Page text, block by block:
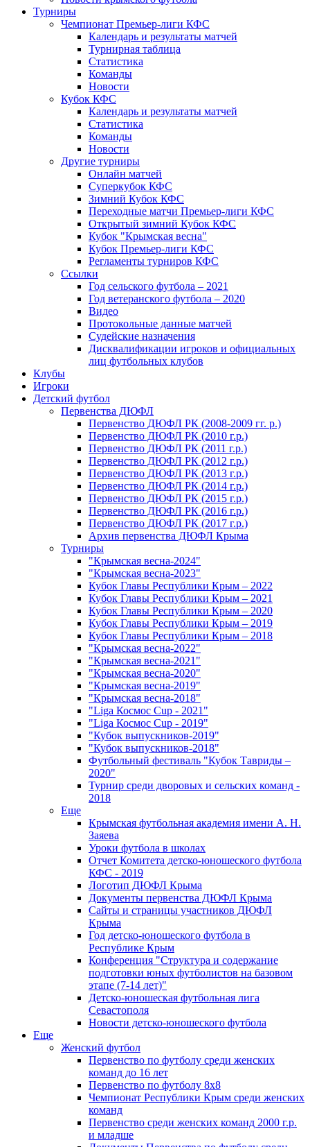
Турниры
Чемпионат Премьер-лиги КФС
Календарь и результаты матчей
Турнирная таблица
Статистика
Команды
Новости
Кубок КФС
Календарь и результаты матчей
Статистика
Команды
Новости
Другие турниры
Онлайн матчей
Суперкубок КФС
Зимний Кубок КФС
Переходные матчи Премьер-лиги КФС
Открытый зимний Кубок КФС
Кубок "Крымская весна"
Кубок Премьер-лиги КФС
Регламенты турниров КФС
Ссылки
Год сельского футбола – 2021
Год ветеранского футбола – 2020
Видео
Протокольные данные матчей
Судейские назначения
Дисквалификации игроков и официальных
лиц футбольных клубов
Клубы
Игроки
Детский футбол
Первенства ДЮФЛ
Первенство ДЮФЛ РК (2008-2009 гг. р.)
Первенство ДЮФЛ РК (2010 г.р.)
Первенство ДЮФЛ РК (2011 г.р.)
Первенство ДЮФЛ РК (2012 г.р.)
Первенство ДЮФЛ РК (2013 г.р.)
Первенство ДЮФЛ РК (2014 г.р.)
Первенство ДЮФЛ РК (2015 г.р.)
Первенство ДЮФЛ РК (2016 г.р.)
Первенство ДЮФЛ РК (2017 г.р.)
Архив первенства ДЮФЛ Крыма
Турниры
"Крымская весна-2024"
"Крымская весна-2023"
Кубок Главы Республики Крым – 2022
Кубок Главы Республики Крым – 2021
Кубок Главы Республики Крым – 2020
Кубок Главы Республики Крым – 2019
Кубок Главы Республики Крым – 2018
"Крымская весна-2022"
"Крымская весна-2021"
"Крымская весна-2020"
"Крымская весна-2019"
"Крымская весна-2018"
"Liga Космос Cup - 2021"
"Liga Космос Cup - 2019"
"Кубок выпускников-2019"
"Кубок выпускников-2018"
Футбольный фестиваль "Кубок Тавриды –
2020"
Турнир среди дворовых и сельских команд -
2018
Еще
Крымская футбольная академия имени А. Н.
Заяева
Уроки футбола в школах
Отчет Комитета детско-юношеского футбола
КФС - 2019
Логотип ДЮФЛ Крыма
Документы первенства ДЮФЛ Крыма
Сайты и страницы участников ДЮФЛ
Крыма
Год детско-юношеского футбола в
Республике Крым
Конференция "Структура и содержание
подготовки юных футболистов на базовом
этапе (7-14 лет)"
Детско-юношеская футбольная лига
Севастополя
Новости детско-юношеского футбола
Еще
Женский футбол
Первенство по футболу среди женских
команд до 16 лет
Первенство по футболу 8х8
Чемпионат Республики Крым среди женских
команд
Первенство среди женских команд 2000 г.р.
и младше